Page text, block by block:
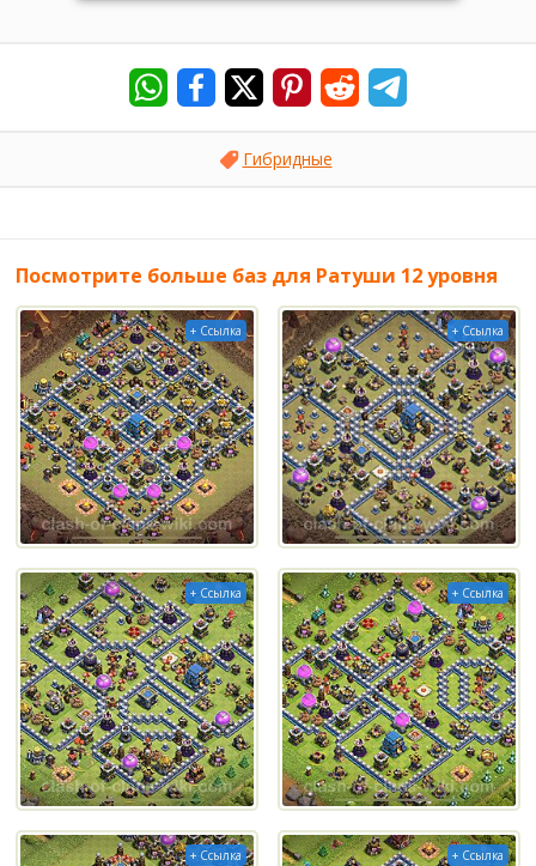
Гибридные
Посмотрите больше баз для Ратуши 12 уровня
+ Ссылка + Ссылка
+ Ссылка + Ссылка
+ Ссылка + Ссылка